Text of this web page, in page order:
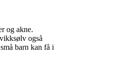
og akne.
også
barn kan få i